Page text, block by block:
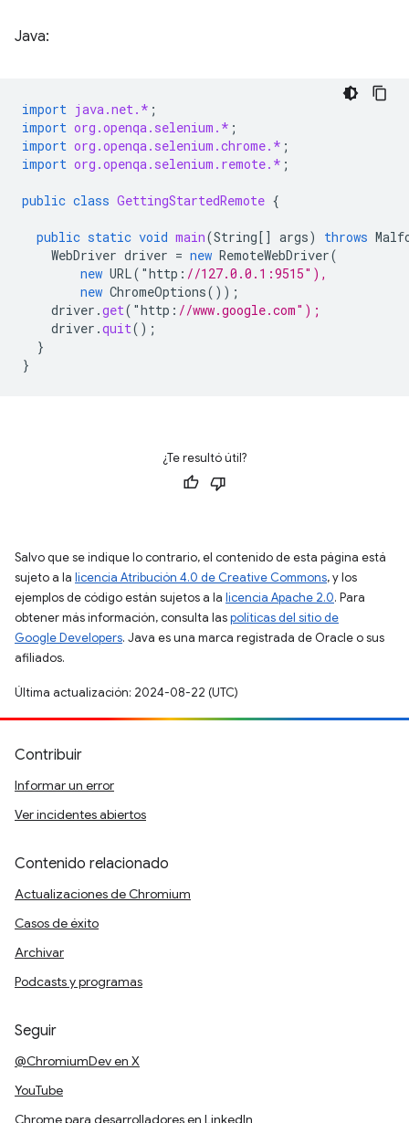
Java:
import java.net.* ;
import org.openqa.selenium.* ;
import org.openqa.selenium.chrome.* ;
import org.openqa.selenium.remote.* ;
public class GettingStartedRemote {
public static void main(String[] args) throws
WebDriver driver = new RemoteWebDriver(
new URL( "http : //127.0.0.1:9515"),
new ChromeOptions());
driver .get( "http : //www.google.com");
driver .quit();
}
}
¿Te resultó útil?
Salvo que se indique lo contrario, el contenido de esta página está
sujeto a la licencia Atribución 4.0 de Creative Commons, y los
ejemplos de código están sujetos a la licencia Apache 2.0. Para
obtener más información, consulta laspolíticas del sitio de
Google Developers. Java es una marca registrada de Oracle o sus
afiliados.
Última actualización: 2024-08-22 (UTC)
Contribuir
Informar un error
Ver incidentes abiertos
Contenido relacionado
Actualizaciones de Chromium
Casos de éxito
Archivar
Podcasts y programas
Seguir
@ChromiumDev en X
YouTube
Chrome para desarrolladores en LinkedIn